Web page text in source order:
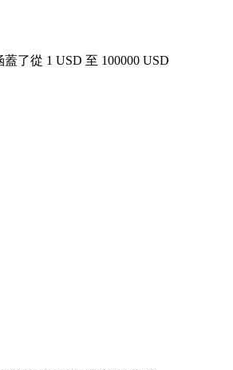
了從 1 USD 至 100000 USD